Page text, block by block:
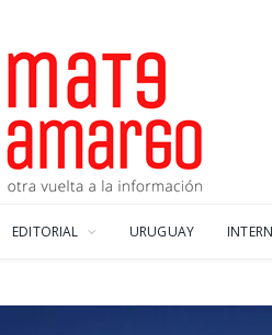
EDITORIAL URUGUAY